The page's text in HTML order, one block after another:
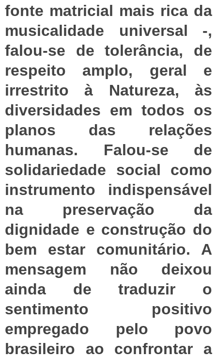
fonte matricial mais rica da
musicalidade universal -,
falou-se de tolerância, de
respeito amplo, geral e
irrestrito à Natureza, às
diversidades em todos os
planos das relações
humanas. Falou-se de
solidariedade social como
instrumento indispensável
na preservação da
dignidade e construção do
bem estar comunitário. A
mensagem não deixou
ainda de traduzir o
sentimento positivo
empregado pelo povo
brasileiro ao confrontar a